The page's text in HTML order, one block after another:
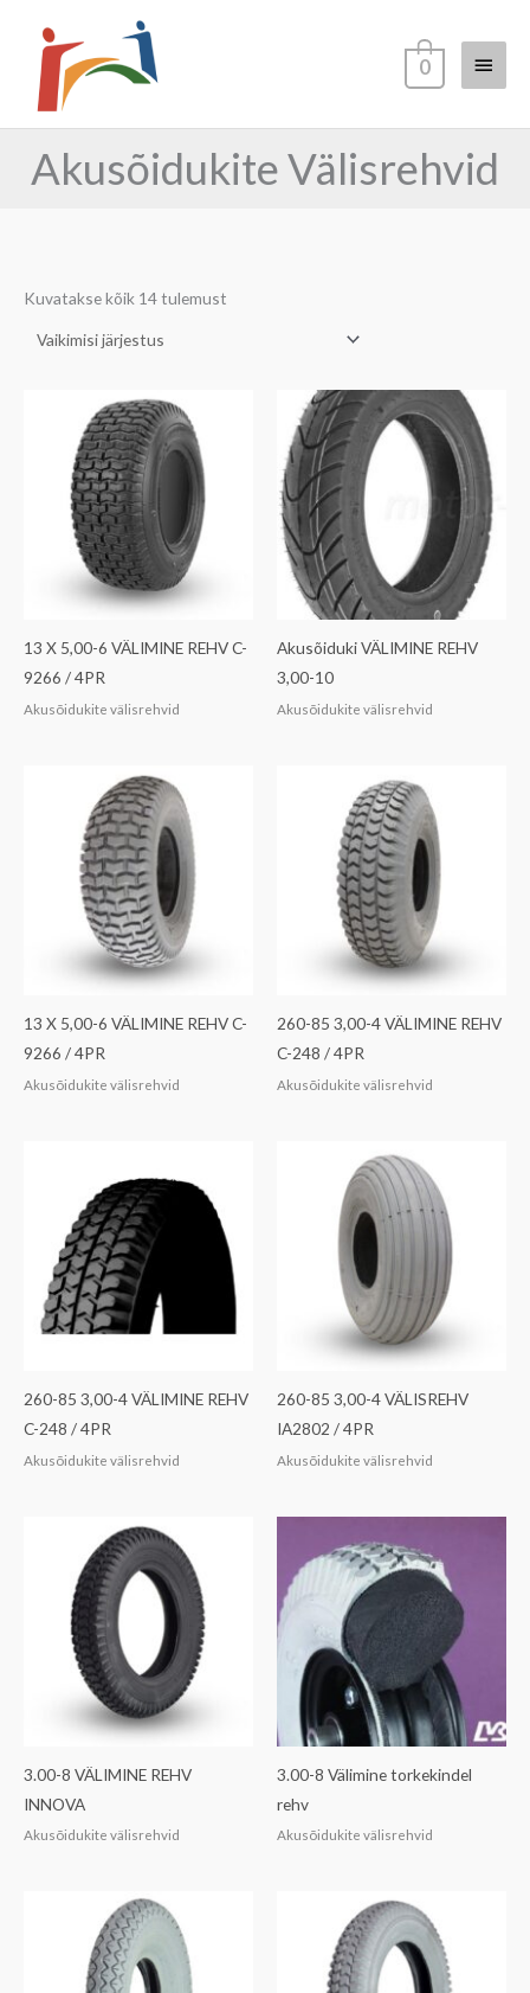
content
Main
Menu
0
Akusõidukite Välisrehvid
Kuvatakse kõik 14 tulemust
13 X 5,00-6 VÄLIMINE REHV C-
9266 / 4PR
Akusõidukite välisrehvid
Akusõiduki VÄLIMINE REHV
3,00-10
Akusõidukite välisrehvid
13 X 5,00-6 VÄLIMINE REHV C-
9266 / 4PR
Akusõidukite välisrehvid
260-85 3,00-4 VÄLIMINE REHV
C-248 / 4PR
Akusõidukite välisrehvid
260-85 3,00-4 VÄLIMINE REHV
C-248 / 4PR
Akusõidukite välisrehvid
260-85 3,00-4 VÄLISREHV
IA2802 / 4PR
Akusõidukite välisrehvid
3.00-8 VÄLIMINE REHV
INNOVA
Akusõidukite välisrehvid
3.00-8 Välimine torkekindel
rehv
Akusõidukite välisrehvid